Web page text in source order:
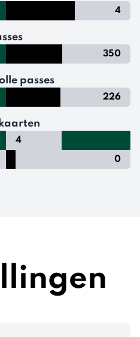
4
350
passes
226
4
0